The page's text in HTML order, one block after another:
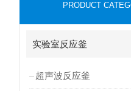
PRODUCT
实验室反应釜
超声波反应釜